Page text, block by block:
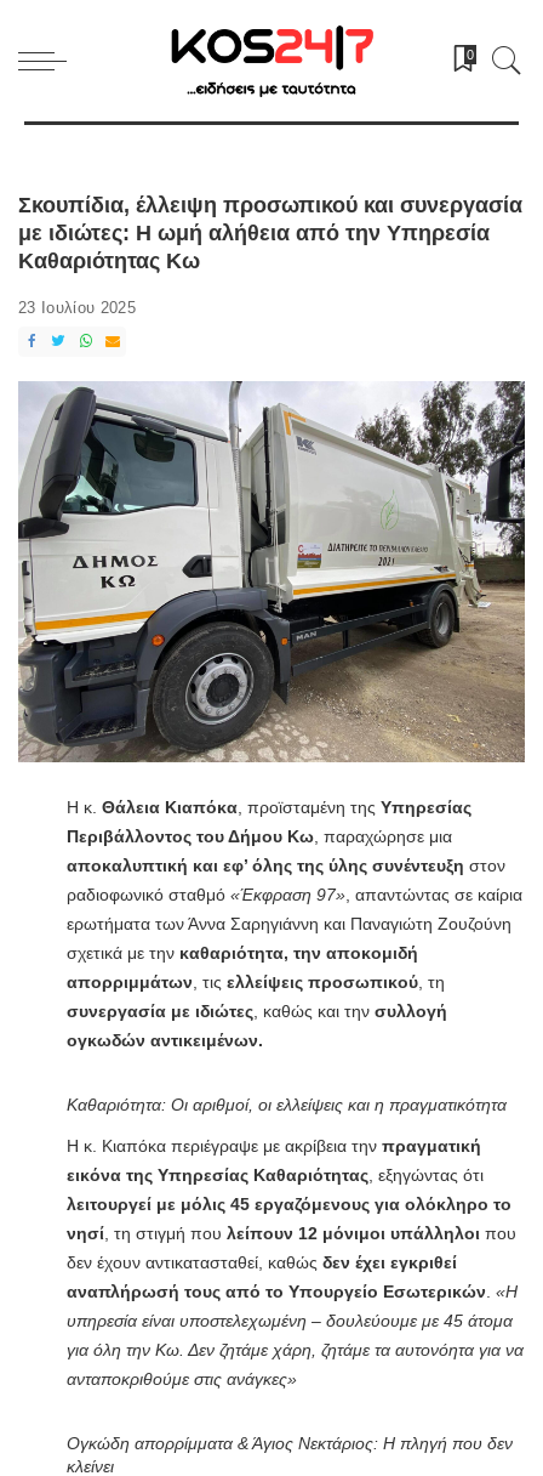
0
Σκουπίδια, έλλειψη προσωπικού και συνεργασία
με ιδιώτες: Η ωμή αλήθεια από την Υπηρεσία
Καθαριότητας Κω
23 Ιουλίου 2025
Η κ. Θάλεια Κιαπόκα , προϊσταμένη της Υπηρεσίας
Περιβάλλοντος του Δήμου Κω , παραχώρησε μια
αποκαλυπτική και εφ’ όλης της ύλης συνέντευξη στον
ραδιοφωνικό σταθμό «Έκφραση 97» , απαντώντας σε καίρια
ερωτήματα των Άννα Σαρηγιάννη και Παναγιώτη Ζουζούνη
σχετικά με την καθαριότητα, την αποκομιδή
απορριμμάτων , τις ελλείψεις προσωπικού , τη
συνεργασία με ιδιώτες , καθώς και την συλλογή
ογκωδών αντικειμένων.
Καθαριότητα: Οι αριθμοί, οι ελλείψεις και η πραγματικότητα
Η κ. Κιαπόκα περιέγραψε με ακρίβεια την πραγματική
εικόνα της Υπηρεσίας Καθαριότητας , εξηγώντας ότι
λειτουργεί με μόλις 45 εργαζόμενους για ολόκληρο το
νησί , τη στιγμή που λείπουν 12 μόνιμοι υπάλληλοι που
δεν έχουν αντικατασταθεί, καθώς δεν έχει εγκριθεί
αναπλήρωσή τους από το Υπουργείο Εσωτερικών «Η
υπηρεσία είναι υποστελεχωμένη – δουλεύουμε με 45 άτομα
για όλη την Κω. Δεν ζητάμε χάρη, ζητάμε τα αυτονόητα για να
ανταποκριθούμε στις ανάγκες»
Ογκώδη απορρίμματα & Άγιος Νεκτάριος: Η πληγή που δεν
κλείνει